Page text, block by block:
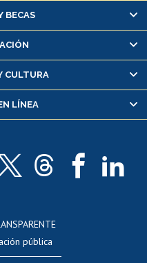
línea
de asignaturas
de notas
y dental
alumnos
BECAS
CULTURA
LÍNEA
pública